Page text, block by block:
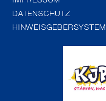
DATENSCHUTZ
HINWEISGEBERSYSTEM